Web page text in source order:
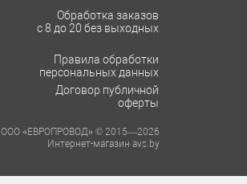
Обработка заказов
с 8 до 20 без выходных
Правила обработки
персональных данных
Договор публичной
оферты
ООО «ЕВРОПРОВОД» © 2015—2026
Интернет-магазин avs.by